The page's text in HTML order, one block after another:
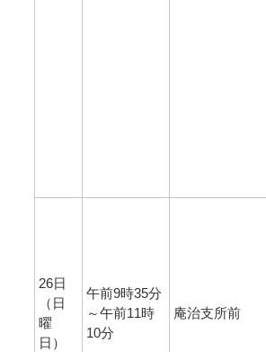
26日
（日
曜
日）
午前9時35分
～午前11時
10分
庵治支所前